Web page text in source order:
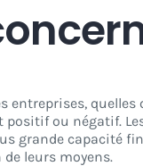
entreprises,
positif ou négatif.
grande capacité
leurs moyens.